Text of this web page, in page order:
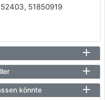
51850919
könnte